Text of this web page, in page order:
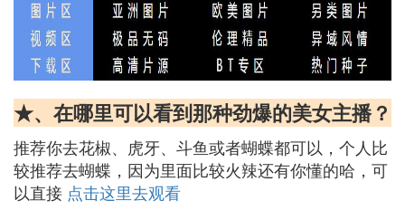
★、在哪里可以看到那种劲爆的美女主播？
推荐你去花椒、虎牙、斗鱼或者蝴蝶都可以，个人比
较推荐去蝴蝶，因为里面比较火辣还有你懂的哈，可
以直接 点击这里去观看